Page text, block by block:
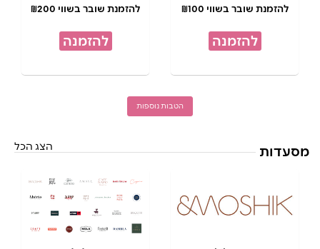
להזמנת שובר בשווי ₪100
להזמנה
להזמנת שובר בשווי ₪200
להזמנה
הטבות נוספות
מסעדות הצג הכל